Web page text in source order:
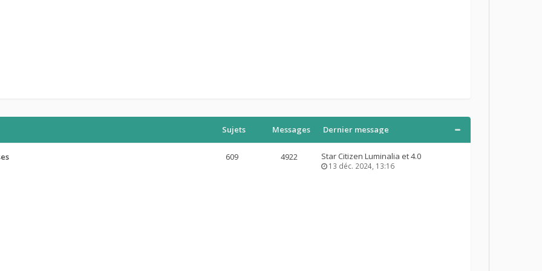
Sujets Messages Dernier message
609 4922 Star Citizen Luminalia et 4.0
13 déc. 2024, 13:16